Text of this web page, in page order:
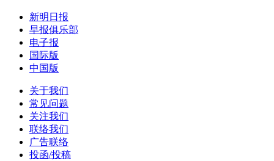
新明日报
早报俱乐部
电子报
国际版
中国版
关于我们
常见问题
关注我们
联络我们
广告联络
投函/投稿